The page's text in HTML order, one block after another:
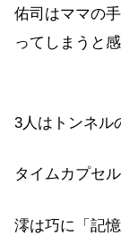
佑司はママの
ってしまうと
3人はトンネル
タイムカプセ
澪は巧に「記